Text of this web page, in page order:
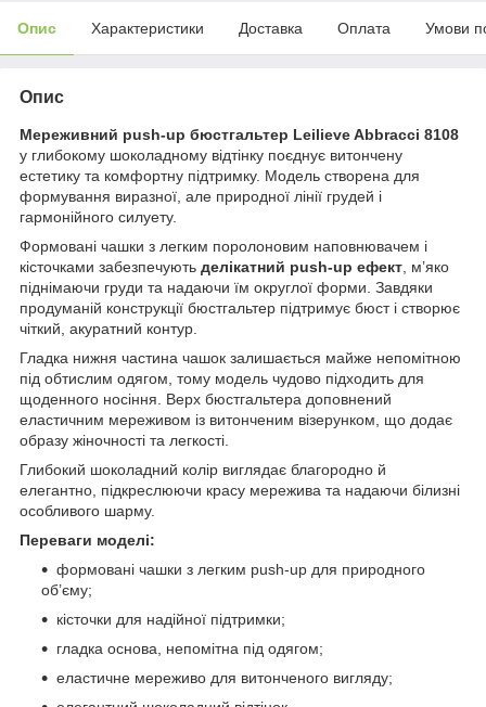
Опис Характеристики Доставка Оплата Умови
Опис
Мереживний push-up бюстгальтер Leilieve Abbracci 8108
у глибокому шоколадному відтінку поєднує витончену
естетику та комфортну підтримку. Модель створена для
формування виразної, але природної лінії грудей і
гармонійного силуету.
Формовані чашки з легким поролоновим наповнювачем і
кісточками забезпечують делікатний push-up ефект , м’яко
піднімаючи груди та надаючи їм округлої форми. Завдяки
продуманій конструкції бюстгальтер підтримує бюст і створює
чіткий, акуратний контур.
Гладка нижня частина чашок залишається майже непомітною
під обтислим одягом, тому модель чудово підходить для
щоденного носіння. Верх бюстгальтера доповнений
еластичним мереживом із витонченим візерунком, що додає
образу жіночності та легкості.
Глибокий шоколадний колір виглядає благородно й
елегантно, підкреслюючи красу мережива та надаючи білизні
особливого шарму.
Переваги моделі:
формовані чашки з легким push-up для природного
об’єму;
кісточки для надійної підтримки;
гладка основа, непомітна під одягом;
еластичне мереживо для витонченого вигляду;